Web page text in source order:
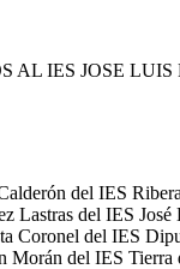
AL IES JOSE
del IES
Lastras del IES
Coronel del IES
Morán del IES